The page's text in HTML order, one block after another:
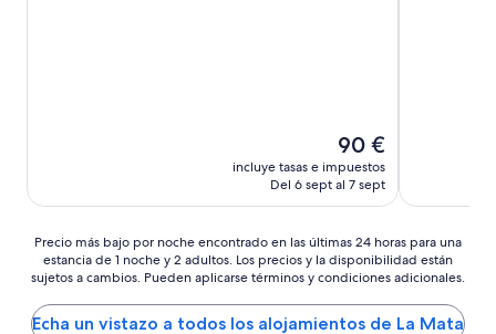
El
precio
actual
90 €
90 €
incluye tasas e impuestos
Del 6 sept al 7 sept
Precio
más
bajo
por
noche
Precio más bajo por noche encontrado en las últimas 24 horas para una
estancia de 1 noche y 2 adultos. Los precios y la disponibilidad están
sujetos a cambios. Pueden aplicarse términos y condiciones adicionales.
Echa un vistazo a todos los alojamientos de La Mata